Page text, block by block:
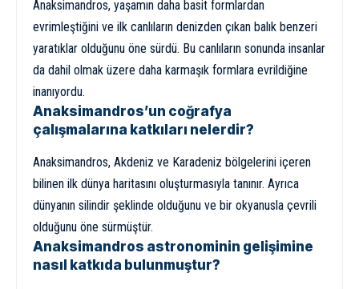
Anaksimandros, yaşamın daha basit formlardan
evrimleştiğini ve ilk canlıların denizden çıkan balık benzeri
yaratıklar olduğunu öne sürdü. Bu canlıların sonunda insanlar
da dahil olmak üzere daha karmaşık formlara evrildiğine
inanıyordu.
Anaksimandros’un coğrafya
çalışmalarına katkıları nelerdir?
Anaksimandros, Akdeniz ve Karadeniz bölgelerini içeren
bilinen ilk dünya haritasını oluşturmasıyla tanınır. Ayrıca
dünyanın silindir şeklinde olduğunu ve bir okyanusla çevrili
olduğunu öne sürmüştür.
Anaksimandros astronominin gelişimine
nasıl katkıda bulunmuştur?